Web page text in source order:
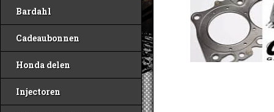
Bardahl
Cadeaubonnen
Honda delen
Injectoren